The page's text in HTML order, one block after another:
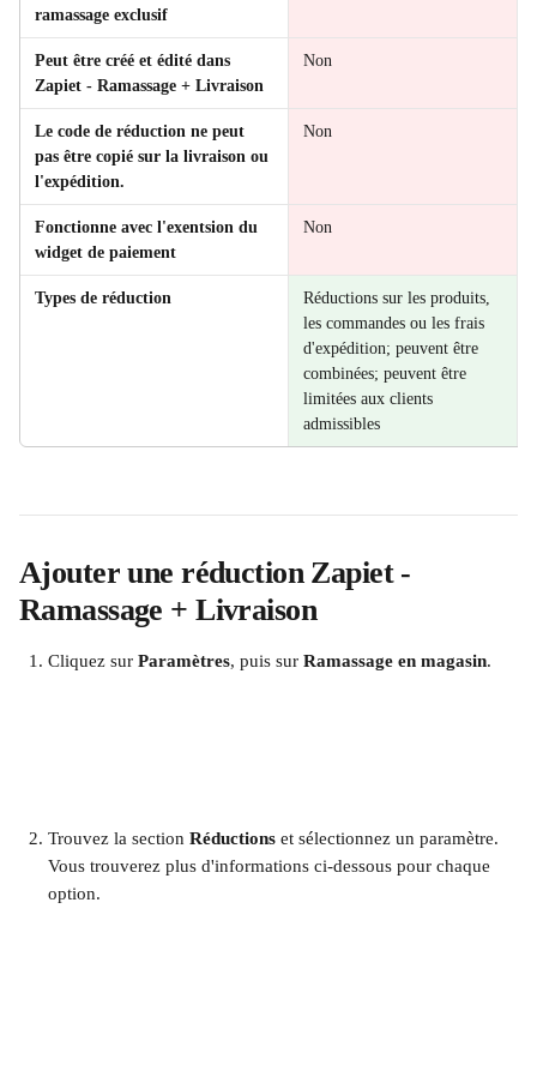
ramassage exclusif
Peut être créé et édité dans
Zapiet - Ramassage + Livraison
Non
Le code de réduction ne peut
pas être copié sur la livraison ou
l'expédition.
Non
Fonctionne avec l'exentsion du
widget de paiement
Non
Types de réduction
Réductions sur les produits,
les commandes ou les frais
d'expédition; peuvent être
combinées; peuvent être
limitées aux clients
admissibles
Ajouter une réduction Zapiet -
Ramassage + Livraison
Cliquez sur Paramètres, puis sur Ramassage en magasin.
Trouvez la section Réductions et sélectionnez un paramètre.
Vous trouverez plus d'informations ci-dessous pour chaque
option.